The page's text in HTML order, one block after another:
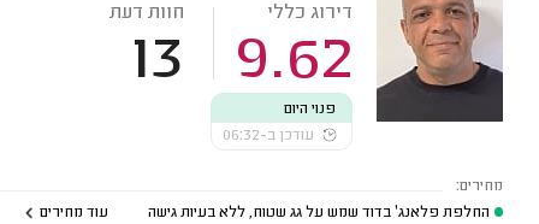
דירוג כללי
9.62
חוות דעת
13
פנוי היום
עודכן ב-06:32
מחירים:
החלפת פלאנג' בדוד שמש על גג שטוח, ללא בעיות גישה
עוד מחירים